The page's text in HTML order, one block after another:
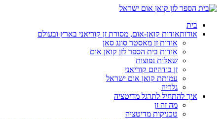
בית
אודותאודות קואן-אום, מסורת זן קוריאני בארץ ובעולם
אודות זן מאסטר סונג סאן
אודות בית הספר לזן קואן אום
שאלות נפוצות
זן בודהיזם קוריאני
עמותת קואן אום ישראל
גלריה
איך להתחיל לתרגל מדיטציה
מה זה זן
טכניקות מדיטציה